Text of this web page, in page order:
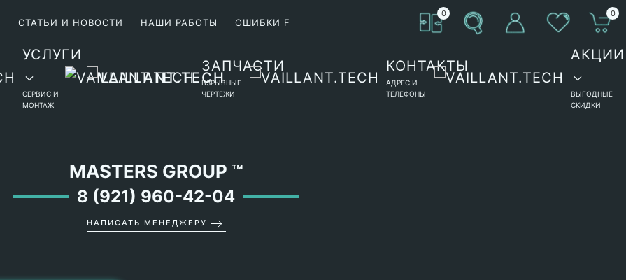
СТАТЬИ И НОВОСТИ НАШИ РАБОТЫ ОШИБКИ F
0 0
УСЛУГИ
СЕРВИС И
МОНТАЖ
ЗАПЧАСТИ
ВЗРЫВНЫЕ
ЧЕРТЕЖИ
КОНТАКТЫ
АДРЕС И
ТЕЛЕФОНЫ
АКЦИИ
ВЫГОДНЫЕ
СКИДКИ
MASTERS GROUP ™
8 (921) 960-42-04
НАПИСАТЬ МЕНЕДЖЕРУ